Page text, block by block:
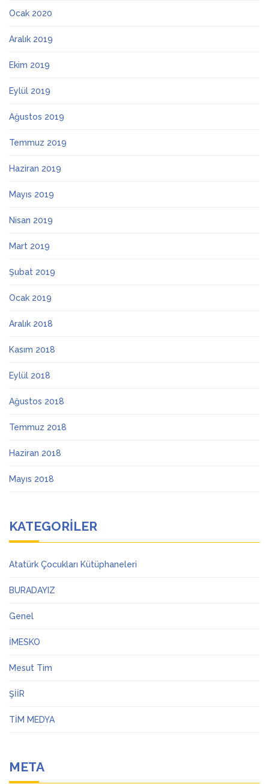
Ocak 2020
Aralık 2019
Ekim 2019
Eylül 2019
Ağustos 2019
Temmuz 2019
Haziran 2019
Mayıs 2019
Nisan 2019
Mart 2019
Şubat 2019
Ocak 2019
Aralık 2018
Kasım 2018
Eylül 2018
Ağustos 2018
Temmuz 2018
Haziran 2018
Mayıs 2018
KATEGORILER
Atatürk Çocukları Kütüphaneleri
BURADAYIZ
Genel
İMESKO
Mesut Tim
ŞİİR
TİM MEDYA
META